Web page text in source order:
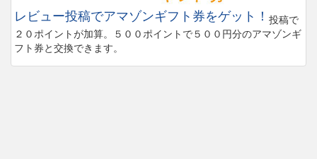
レビュー投稿でアマゾンギフト券をゲット！ 投稿で
２０ポイントが加算。５００ポイントで５００円分のアマゾンギ
フト券と交換できます。